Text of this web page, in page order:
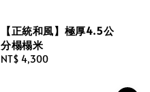
【正統和風】極厚4.5公
分榻榻米
Regular
NT$ 4,300